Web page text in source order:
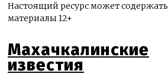
Настоящий ресурс может содержать
материалы 12+
Махачкалинские
известия